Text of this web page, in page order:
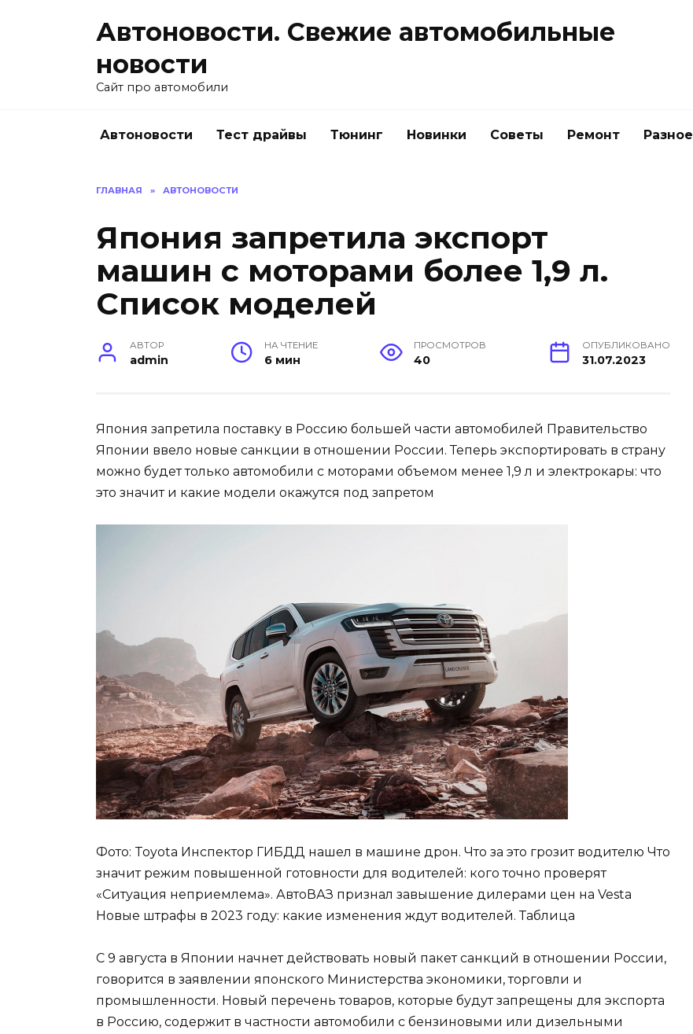
Автоновости. Свежие автомобильные
новости
Сайт про автомобили
Автоновости Тест драйвы Тюнинг Новинки Советы Ремонт Разное
ГЛАВНАЯ » АВТОНОВОСТИ
Япония запретила экспорт
машин с моторами более 1,9 л.
Список моделей
АВТОР
admin
НА ЧТЕНИЕ
6 мин
ПРОСМОТРОВ
40
ОПУБЛИКОВАНО
31.07.2023
Япония запретила поставку в Россию большей части автомобилей Правительство
Японии ввело новые санкции в отношении России. Теперь экспортировать в страну
можно будет только автомобили с моторами объемом менее 1,9 л и электрокары: что
это значит и какие модели окажутся под запретом
Фото: Toyota Инспектор ГИБДД нашел в машине дрон. Что за это грозит водителю Что
значит режим повышенной готовности для водителей: кого точно проверят
«Ситуация неприемлема». АвтоВАЗ признал завышение дилерами цен на Vesta
Новые штрафы в 2023 году: какие изменения ждут водителей. Таблица
С 9 августа в Японии начнет действовать новый пакет санкций в отношении России,
говорится в заявлении японского Министерства экономики, торговли и
промышленности. Новый перечень товаров, которые будут запрещены для экспорта
в Россию, содержит в частности автомобили с бензиновыми или дизельными